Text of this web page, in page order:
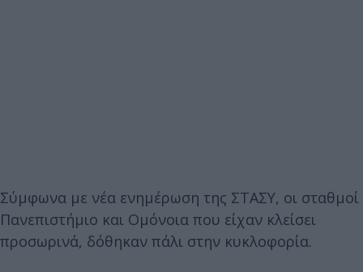
Σύμφωνα με νέα ενημέρωση της ΣΤΑΣΥ, οι σταθμοί
Πανεπιστήμιο και Ομόνοια που είχαν κλείσει
προσωρινά, δόθηκαν πάλι στην κυκλοφορία.